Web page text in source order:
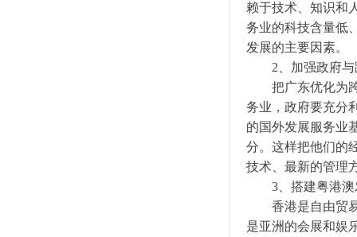
赖于技术、知识和
务业的科技含量低
发展的主要因素。
2、加强政府与
把广东优化为跨
务业，政府要充分
的国外发展服务业
分。这样把他们的
技术、最新的管理
3、搭建粤港澳
香港是自由贸易
是亚洲的会展和娱